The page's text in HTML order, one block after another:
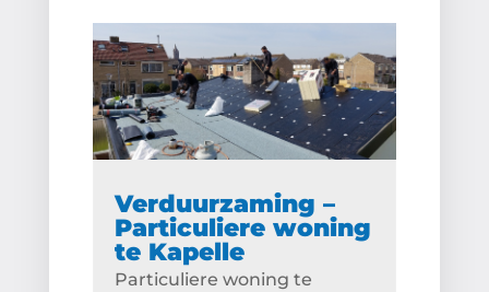
Verduurzaming –
Particuliere woning
te Kapelle
Particuliere woning te